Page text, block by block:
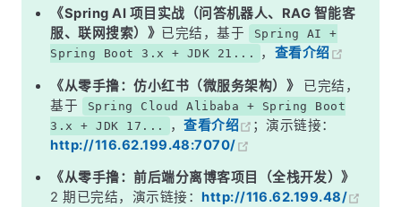
二、线程安全的工具类——SimpleDateFormat 是经典案例
三、Spring 事务管理——框架级的经典用法
面试高频追问
常见面试变体
总结
《Spring AI 项目实战（问答机器人、RAG 智能客
服、联网搜索）》 已完结，基于
Spring AI +
Spring Boot 3.x + JDK 21...
， 查看介绍
《从零手撸：仿小红书（微服务架构）》
已完结，
基于
Spring Cloud Alibaba + Spring Boot
3.x + JDK 17...
，查看介绍
；演示链接：
http://116.62.199.48:7070/
《从零手撸：前后端分离博客项目（全栈开发）》
2 期已完结，演示链接： http://116.62.199.48/